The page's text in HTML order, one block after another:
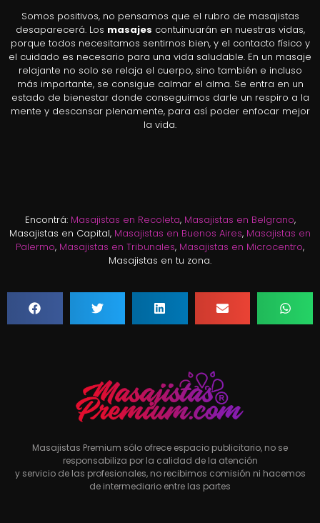
Somos positivos, no pensamos que el rubro de masajistas
desaparecerá. Los masajes contuinuarán en nuestras vidas,
porque todos necesitamos sentirnos bien, y el contacto físico y
el cuidado es necesario para una vida saludable. En un masaje
relajante no solo se relaja el cuerpo, sino también e incluso
más importante, se consigue calmar el alma. Se entra en un
estado de bienestar donde conseguimos darle un respiro a la
mente y descansar plenamente, para así poder enfocar mejor
la vida.
Encontrá: Masajistas en Recoleta, Masajistas en Belgrano,
Masajistas en Capital, Masajistas en Buenos Aires, Masajistas en
Palermo, Masajistas en Tribunales, Masajistas en Microcentro,
Masajistas en tu zona.
Masajistas Premium sólo ofrece espacio publicitario, no se
responsabiliza por la calidad de la atención
y servicio de las profesionales, no recibimos comisión ni hacemos
de intermediario entre las partes